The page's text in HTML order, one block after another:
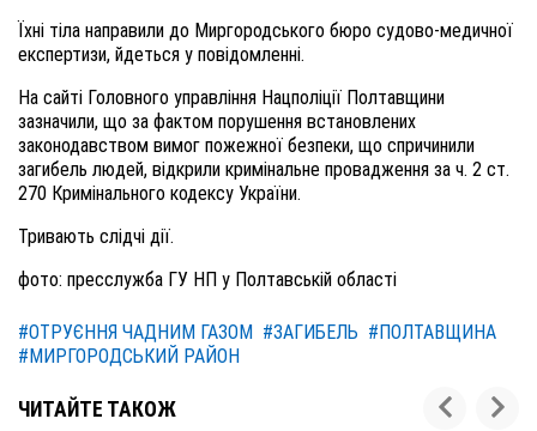
Їхні тіла направили до Миргородського бюро судово-медичної
експертизи, йдеться у повідомленні.
На сайті Головного управління Нацполіції Полтавщини
зазначили, що за фактом порушення встановлених
законодавством вимог пожежної безпеки, що спричинили
загибель людей, відкрили кримінальне провадження за ч. 2 ст.
270 Кримінального кодексу України.
Тривають слідчі дії.
фото: пресслужба ГУ НП у Полтавській області
#ОТРУЄННЯ ЧАДНИМ ГАЗОМ #ЗАГИБЕЛЬ #ПОЛТАВЩИНА
#МИРГОРОДСЬКИЙ РАЙОН
ЧИТАЙТЕ ТАКОЖ